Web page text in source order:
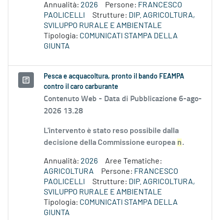
Annualità: 2026 Persone: FRANCESCO
PAOLICELLI
Strutture: DIP. AGRICOLTURA,
SVILUPPO RURALE E AMBIENTALE
Tipologia: COMUNICATI STAMPA DELLA
GIUNTA
Pesca e acquacoltura, pronto il bando FEAMPA
contro il caro carburante
Contenuto Web - Data di Pubblicazione 6-ago-
2026 13.28
L'intervento è stato reso possibile dalla
decisione della Commissione europea n.
Annualità: 2026
Aree Tematiche:
AGRICOLTURA
Persone: FRANCESCO
PAOLICELLI
Strutture: DIP. AGRICOLTURA,
SVILUPPO RURALE E AMBIENTALE
Tipologia: COMUNICATI STAMPA DELLA
GIUNTA